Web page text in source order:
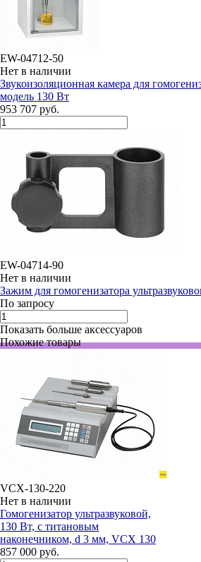
EW-04712-50
Нет в наличии
Звукоизоляционная камера для
модель 130 Вт
953 707 руб.
EW-04714-90
Нет в наличии
Зажим для гомогенизатора
По запросу
Показать больше аксессуаров
Похожие товары
VCX-130-220
Нет в наличии
Гомогенизатор ультразвуковой,
130 Вт, с титановым
наконечником, d 3 мм, VCX 130
857 000 руб.